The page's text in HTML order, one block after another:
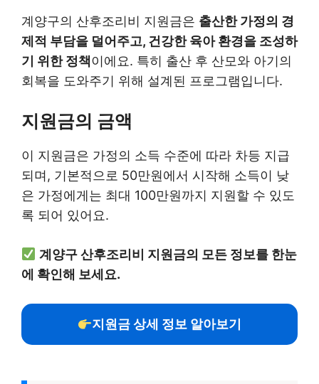
계양구의 산후조리비 지원금은 출산한 가정의 경
제적 부담을 덜어주고, 건강한 육아 환경을 조성하
기 위한 정책이에요. 특히 출산 후 산모와 아기의
회복을 도와주기 위해 설계된 프로그램입니다.
지원금의 금액
이 지원금은 가정의 소득 수준에 따라 차등 지급
되며, 기본적으로 50만원에서 시작해 소득이 낮
은 가정에게는 최대 100만원까지 지원할 수 있도
록 되어 있어요.
계양구 산후조리비 지원금의 모든 정보를 한눈
에 확인해 보세요.
지원금 상세 정보 알아보기